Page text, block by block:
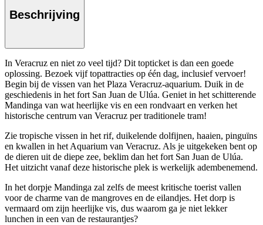
Beschrijving
In Veracruz en niet zo veel tijd? Dit topticket is dan een goede
oplossing. Bezoek vijf topattracties op één dag, inclusief vervoer!
Begin bij de vissen van het Plaza Veracruz-aquarium. Duik in de
geschiedenis in het fort San Juan de Ulúa. Geniet in het schitterende
Mandinga van wat heerlijke vis en een rondvaart en verken het
historische centrum van Veracruz per traditionele tram!
Zie tropische vissen in het rif, duikelende dolfijnen, haaien, pinguïns
en kwallen in het Aquarium van Veracruz. Als je uitgekeken bent op
de dieren uit de diepe zee, beklim dan het fort San Juan de Ulúa.
Het uitzicht vanaf deze historische plek is werkelijk adembenemend.
In het dorpje Mandinga zal zelfs de meest kritische toerist vallen
voor de charme van de mangroves en de eilandjes. Het dorp is
vermaard om zijn heerlijke vis, dus waarom ga je niet lekker
lunchen in een van de restaurantjes?